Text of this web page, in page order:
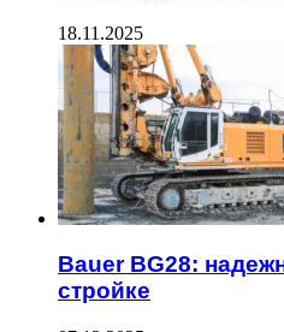
18.11.2025
Bauer BG28:
стройке